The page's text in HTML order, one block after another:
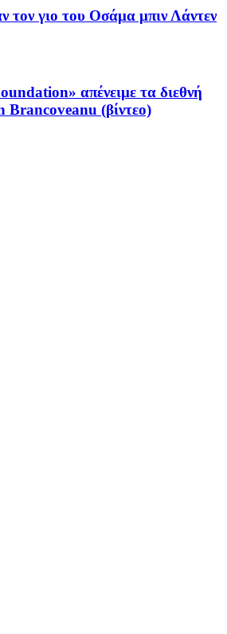
τον γιο του Οσάμα μπιν Λάντεν
απένειμε τα διεθνή
Brancoveanu (βίντεο)